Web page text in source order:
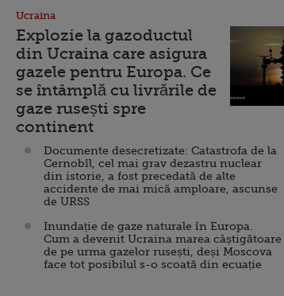
Ucraina
Explozie la gazoductul
din Ucraina care asigura
gazele pentru Europa. Ce
se întâmplă cu livrările de
gaze rusești spre
continent
Documente desecretizate: Catastrofa de la
Cernobîl, cel mai grav dezastru nuclear
din istorie, a fost precedată de alte
accidente de mai mică amploare, ascunse
de URSS
Inundație de gaze naturale în Europa.
Cum a devenit Ucraina marea câștigătoare
de pe urma gazelor rusești, deși Moscova
face tot posibilul s-o scoată din ecuație